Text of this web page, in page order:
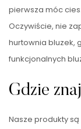
pierwsza móc
Oczywiście, nie
hurtownia bluzek,
funkcjonalnych
Gdzie
Nasze produkty